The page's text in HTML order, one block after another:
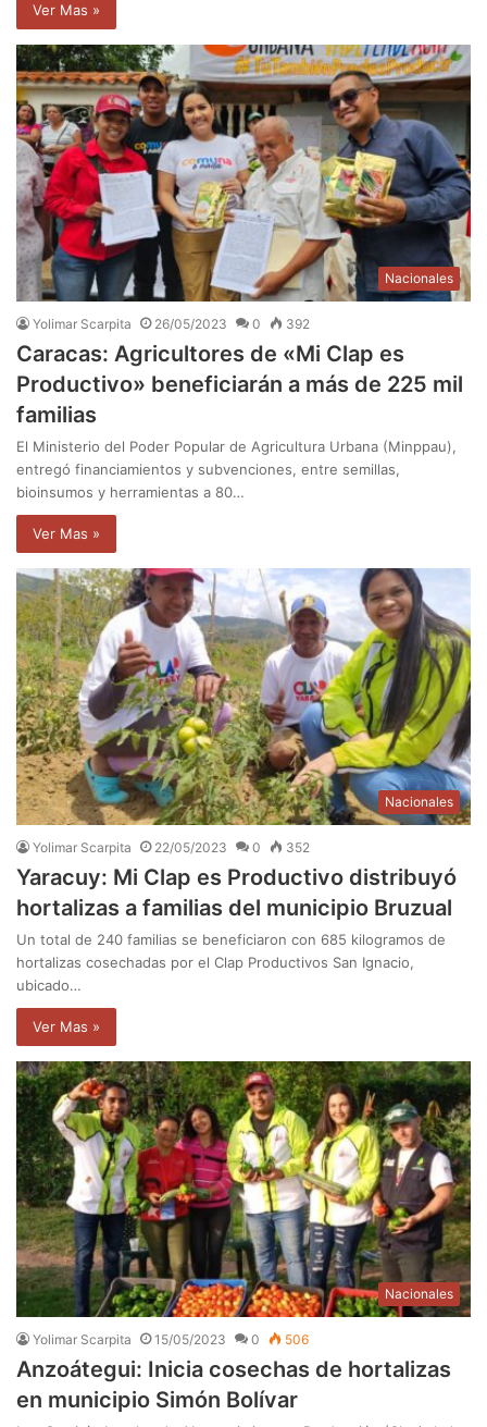
Ver Mas »
Nacionales
Yolimar Scarpita 26/05/2023 0 392
Caracas: Agricultores de «Mi Clap es
Productivo» beneficiarán a más de 225 mil
familias
El Ministerio del Poder Popular de Agricultura Urbana (Minppau),
entregó financiamientos y subvenciones, entre semillas,
bioinsumos y herramientas a 80…
Ver Mas »
Nacionales
Yolimar Scarpita 22/05/2023 0 352
Yaracuy: Mi Clap es Productivo distribuyó
hortalizas a familias del municipio Bruzual
Un total de 240 familias se beneficiaron con 685 kilogramos de
hortalizas cosechadas por el Clap Productivos San Ignacio,
ubicado…
Ver Mas »
Nacionales
Yolimar Scarpita 15/05/2023 0 506
Anzoátegui: Inicia cosechas de hortalizas
en municipio Simón Bolívar